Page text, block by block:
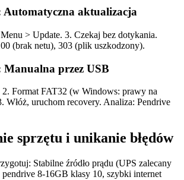
aktualizacja
> Update. 3. Czekaj bez dotykania.
(brak netu), 303 (plik uszkodzony).
przez USB
2. Format FAT32 (w Windows: prawy na
Włóż, uruchom recovery. Analiza: Pendrive
sprzętu i unikanie błędów
Stabilne źródło prądu (UPS zalecany
8-16GB klasy 10, szybki internet